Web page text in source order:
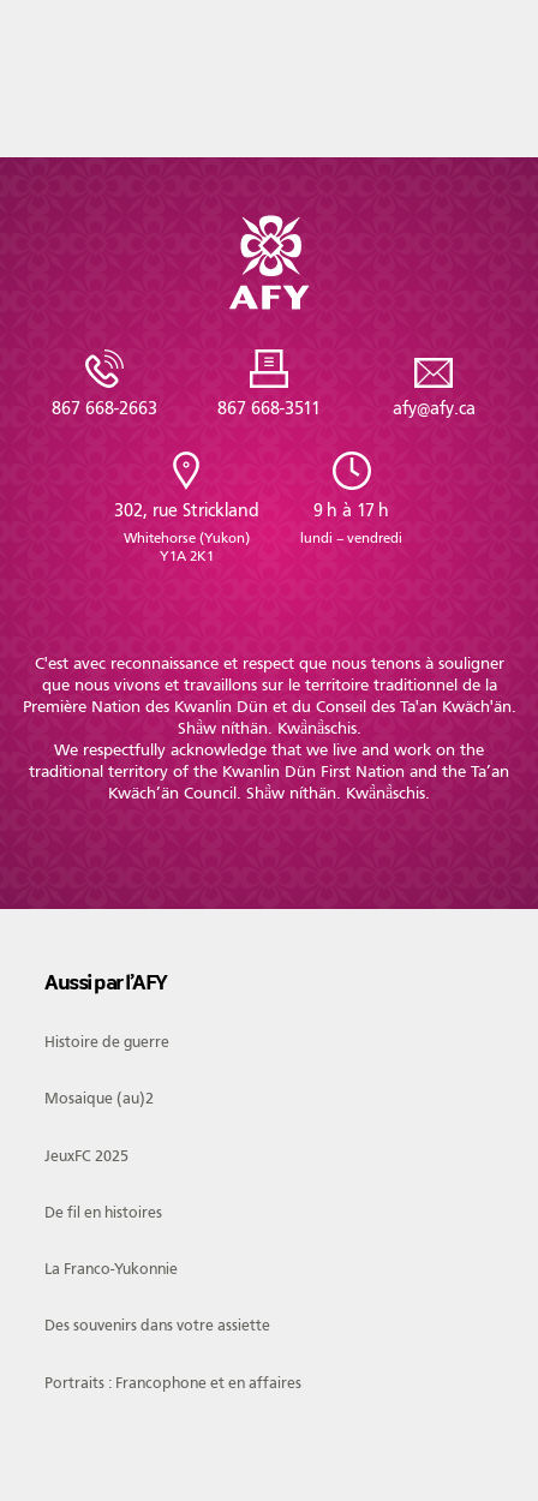
867 668-2663 867 668-3511 afy@afy.ca
302, rue Strickland
Whitehorse (Yukon)
Y1A 2K1
9 h à 17 h
lundi – vendredi
C'est avec reconnaissance et respect que nous tenons à souligner
que nous vivons et travaillons sur le territoire traditionnel de la
Première Nation des Kwanlin Dün et du Conseil des Ta'an Kwäch'än.
Shä̀w níthän. Kwä̀nä̀schis.
We respectfully acknowledge that we live and work on the
traditional territory of the Kwanlin Dün First Nation and the Ta’an
Kwäch’än Council. Shä̀w níthän. Kwä̀nä̀schis.
Aussi par l’AFY
Histoire de guerre
Mosaique (au)2
JeuxFC 2025
De fil en histoires
La Franco-Yukonnie
Des souvenirs dans votre assiette
Portraits : Francophone et en affaires